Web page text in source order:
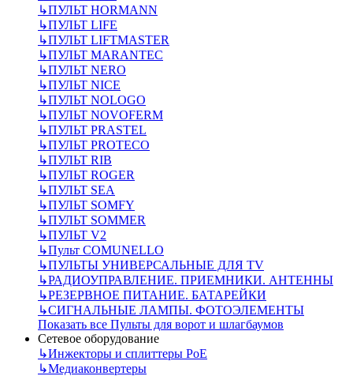
↳ПУЛЬТ HORMANN
↳ПУЛЬТ LIFE
↳ПУЛЬТ LIFTMASTER
↳ПУЛЬТ MARANTEC
↳ПУЛЬТ NERO
↳ПУЛЬТ NICE
↳ПУЛЬТ NOLOGO
↳ПУЛЬТ NOVOFERM
↳ПУЛЬТ PRASTEL
↳ПУЛЬТ PROTECO
↳ПУЛЬТ RIB
↳ПУЛЬТ ROGER
↳ПУЛЬТ SEA
↳ПУЛЬТ SOMFY
↳ПУЛЬТ SOMMER
↳ПУЛЬТ V2
↳Пульт СOMUNELLO
↳ПУЛЬТЫ УНИВЕРСАЛЬНЫЕ ДЛЯ TV
↳РАДИОУПРАВЛЕНИЕ. ПРИЕМНИКИ. АНТЕННЫ
↳РЕЗЕРВНОЕ ПИТАНИЕ. БАТАРЕЙКИ
↳СИГНАЛЬНЫЕ ЛАМПЫ. ФОТОЭЛЕМЕНТЫ
Показать все Пульты для ворот и шлагбаумов
Сетевое оборудование
↳Инжекторы и сплиттеры РоЕ
↳Медиаконвертеры